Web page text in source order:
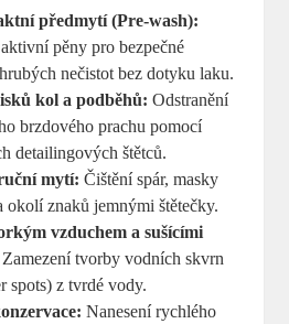
předmytí (Pre-wash):
pěny pro bezpečné
nečistot bez dotyku laku.
kol a podběhů: Odstranění
brzdového prachu pomocí
detailingových štětců.
mytí: Čištění spár, masky
okolí znaků jemnými štětečky.
vzduchem a sušícími
Zamezení tvorby vodních skvrn
spots) z tvrdé vody.
Nanesení rychlého